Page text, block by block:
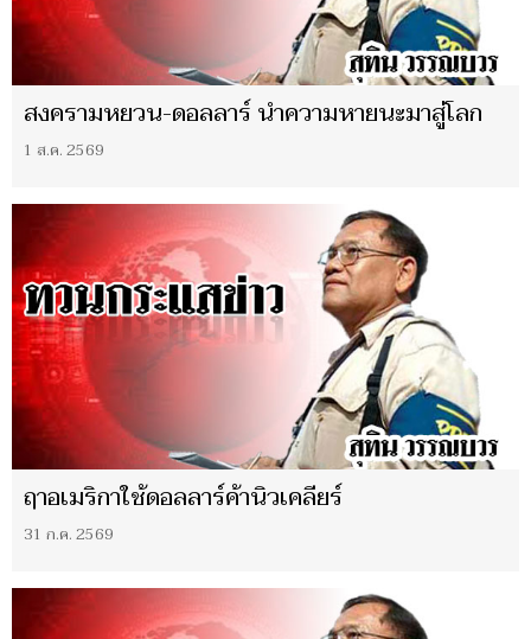
สงครามหยวน-ดอลลาร์ นำความหายนะมาสู่โลก
1 ส.ค. 2569
ฤาอเมริกาใช้ดอลลาร์ค้านิวเคลียร์
31 ก.ค. 2569